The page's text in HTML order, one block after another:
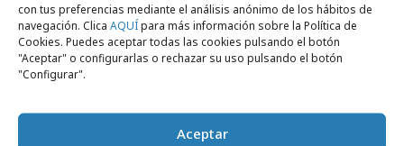
con tus preferencias mediante el análisis anónimo de los hábitos de
navegación. Clica AQUÍpara más información sobre la Política de
Cookies. Puedes aceptar todas las cookies pulsando el botón
"Aceptar" o configurarlas o rechazar su uso pulsando el botón
"Configurar".
Aceptar